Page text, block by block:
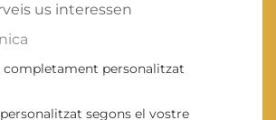
us interessen
completament personalitzat
segons el vostre